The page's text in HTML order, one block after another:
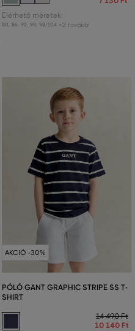
Elérhető méretek:
80 86 92 98 98/104 +2 további
AKCIÓ -30%
PÓLÓ GANT GRAPHIC STRIPE SS T-
SHIRT
14 490 Ft
10 140 Ft